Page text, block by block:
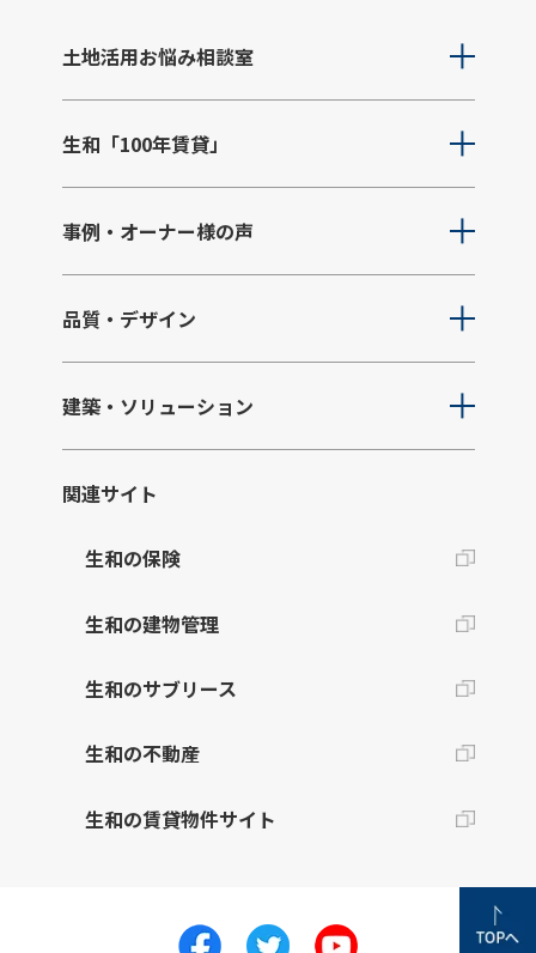
土地活用お悩み相談室
生和「100年賃貸」
事例・オーナー様の声
品質・デザイン
建築・ソリューション
関連サイト
生和の保険
生和の建物管理
生和のサブリース
生和の不動産
生和の賃貸物件サイト